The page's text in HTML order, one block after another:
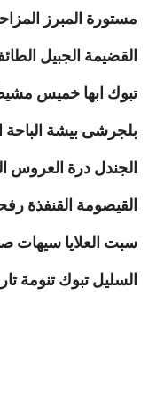
مستورة المبرز
القضيمة الجبيل
تبوك ابها خميس
بلجرشى بيشة الباحة
الجندل درة العروس
القيصومة القنفذة
سبت العلايا سيهات
السليل تبوك تنومة